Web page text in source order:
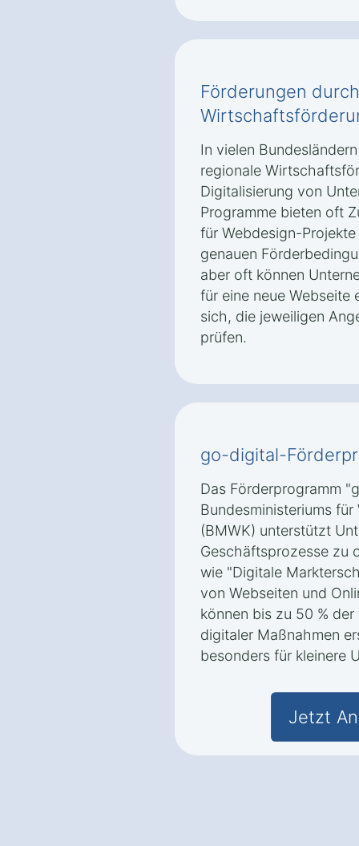
Förderungen
In vielen
regionale
Digitalisierung von
Programme bieten oft
für Webdesign-
genauen
aber oft können
für eine neue Webseite
sich, die jeweiligen
prüfen.
go-digital-
Das Förderprogramm
Bundesministeriums
(BMWK) unterstützt
Geschäftsprozesse zu
wie "Digitale
von Webseiten und
können bis zu 50 %
digitaler Maßnahmen
besonders für kleinere
Jetzt